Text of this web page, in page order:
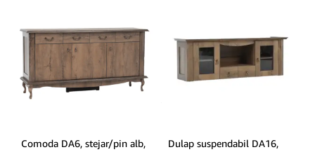
Comoda DA6, stejar/pin alb,
Dulap suspendabil DA16,